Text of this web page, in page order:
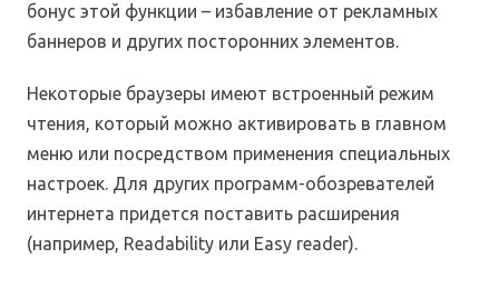
бонус этой функции – избавление от рекламных
баннеров и других посторонних элементов.
Некоторые браузеры имеют встроенный режим
чтения, который можно активировать в главном
меню или посредством применения специальных
настроек. Для других программ-обозревателей
интернета придется поставить расширения
(например, Readability или Easy reader).